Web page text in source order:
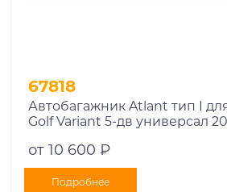
67818
Автобагажник Atlant тип I
Golf Variant 5-дв универсал
10002+11114+11118
от 10 600 ₽
Подробнее